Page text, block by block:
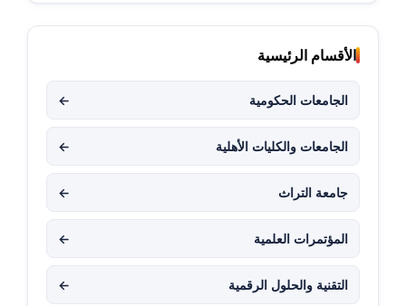
الأقسام الرئيسية
الجامعات الحكومية ←
الجامعات والكليات الأهلية ←
جامعة التراث ←
المؤتمرات العلمية ←
التقنية والحلول الرقمية ←